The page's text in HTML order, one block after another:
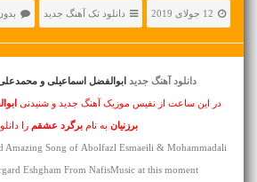
12 جولای 2019 دانلود تک آهنگ جدید
دانلود آهنگ جدید ابوالفضل اسماعیلی و
در این ساعت از نفیس موزیک آهنگ جدید و شنیدنی
برزنیان به نامبرگرد عشقم را
Amazing Song of Abolfazl Esmaeili & Mohammadali
Eshgham From NafisMusic at this moment